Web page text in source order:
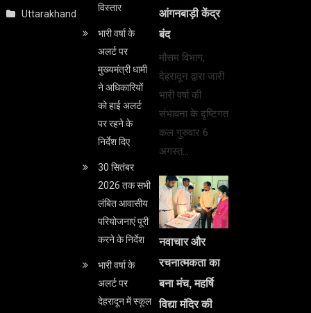
Uttarakhand
विस्तार
भारी वर्षा के
अलर्ट पर
मुख्यमंत्री धामी
ने अधिकारियों
को हाई अलर्ट
पर रहने के
निर्देश दिए
30 सितंबर
2026 तक सभी
लंबित आवासीय
परियोजनाएं पूरी
करने के निर्देश
भारी वर्षा के
अलर्ट पर
देहरादून में स्कूल
आंगनबाड़ी केंद्र
बंद
मौसम विभाग,
देहरादून द्वारा जारी
भारी वर्षा की
संभावना के दृष्टिगत
कल गुरुवार 6
अगस्त…
नवाचार और
रचनात्मकता का
बना मंच, महर्षि
विद्या मंदिर की